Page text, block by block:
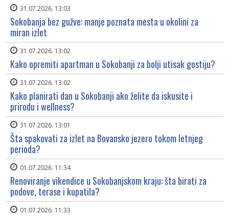
31.07.2026. 13:03
Sokobanja bez gužve: manje poznata mesta u okolini za
miran izlet
31.07.2026. 13:02
Kako opremiti apartman u Sokobanji za bolji utisak gostiju?
31.07.2026. 13:02
Kako planirati dan u Sokobanji ako želite da iskusite i
prirodu i wellness?
31.07.2026. 13:01
Šta spakovati za izlet na Bovansko jezero tokom letnjeg
perioda?
01.07.2026. 11:34
Renoviranje vikendice u Sokobanjskom kraju: šta birati za
podove, terase i kupatila?
01.07.2026. 11:33